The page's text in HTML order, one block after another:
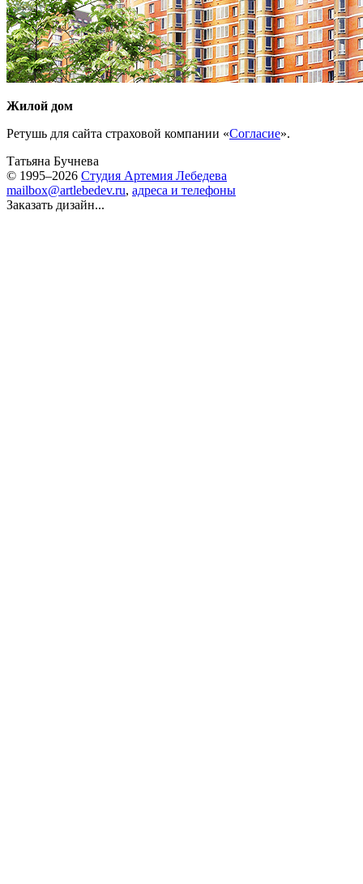
Жилой дом
Ретушь для сайта страховой компании «Согласие».
Татьяна Бучнева
© 1995–2026 Студия Артемия Лебедева
mailbox@artlebedev.ru, адреса и телефоны
Заказать дизайн...